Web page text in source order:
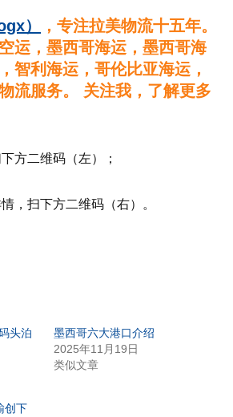
）
，专注拉美物流十五年。
运，墨西哥海运，墨西哥海
智利海运，哥伦比亚海运，
流服务。 关注我，了解更多
方二维码（左）；
，扫下方二维码（右）。
头泊
墨西哥六大港口介绍
2025年11月19日
类似文章
创下